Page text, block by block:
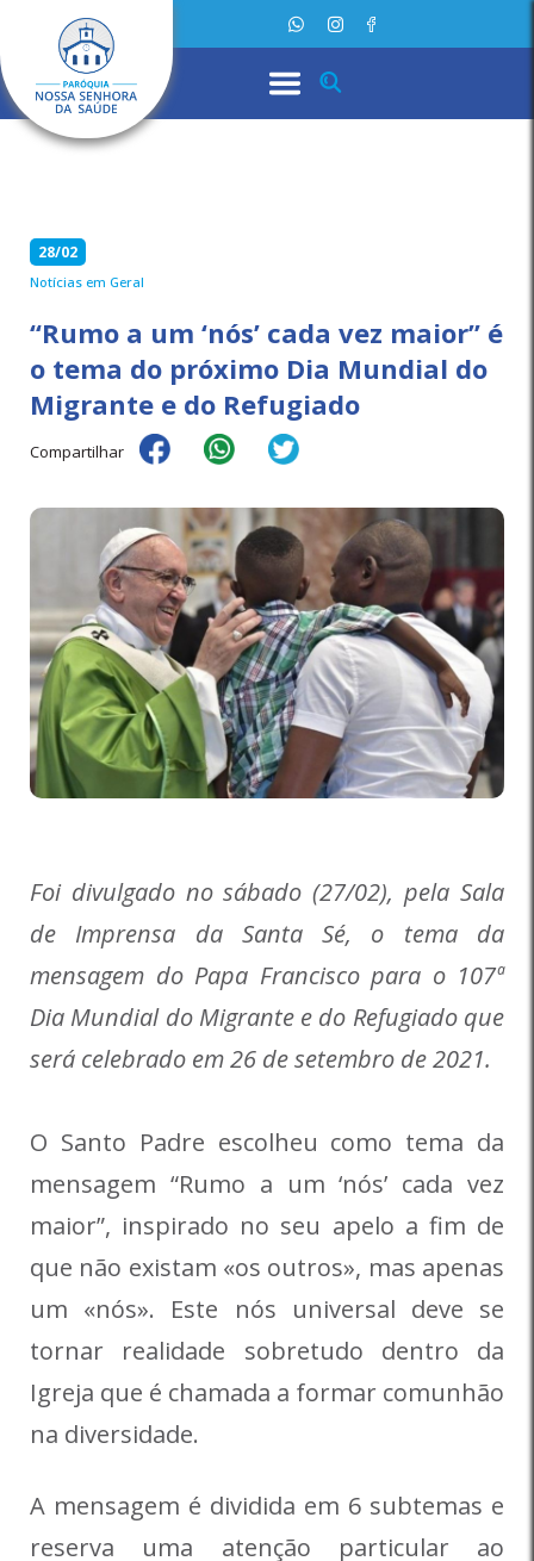
28/02
Notícias em Geral
“Rumo a um ‘nós’ cada vez maior” é
o tema do próximo Dia Mundial do
Migrante e do Refugiado
Compartilhar
Foi divulgado no sábado (27/02), pela Sala
de Imprensa da Santa Sé, o tema da
mensagem do Papa Francisco para o 107ª
Dia Mundial do Migrante e do Refugiado que
será celebrado em 26 de setembro de 2021.
O Santo Padre escolheu como tema da
mensagem “Rumo a um ‘nós’ cada vez
maior”, inspirado no seu apelo a fim de
que não existam «os outros», mas apenas
um «nós». Este nós universal deve se
tornar realidade sobretudo dentro da
Igreja que é chamada a formar comunhão
na diversidade.
A mensagem é dividida em 6 subtemas e
reserva uma atenção particular ao